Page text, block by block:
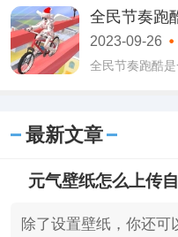
从上线以来就
里面拥有着可爱
色的彩
全民节奏跑
2023-09-26
全民节奏跑酷
花，在校
最新文章
元气壁纸怎么上传
除了设置壁纸，你还